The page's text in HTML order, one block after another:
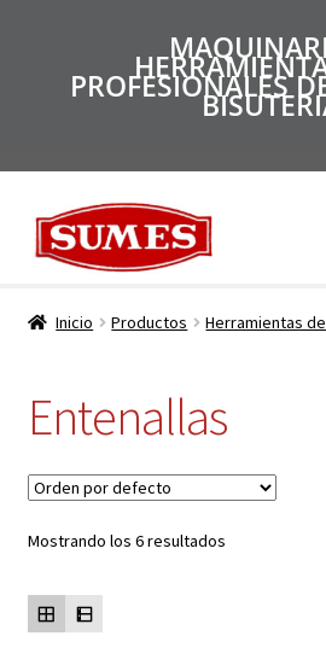
PROFESIONALES
Productos
Empresa
Inicio Productos Herramientas
Entenallas
Mostrando los 6 resultados